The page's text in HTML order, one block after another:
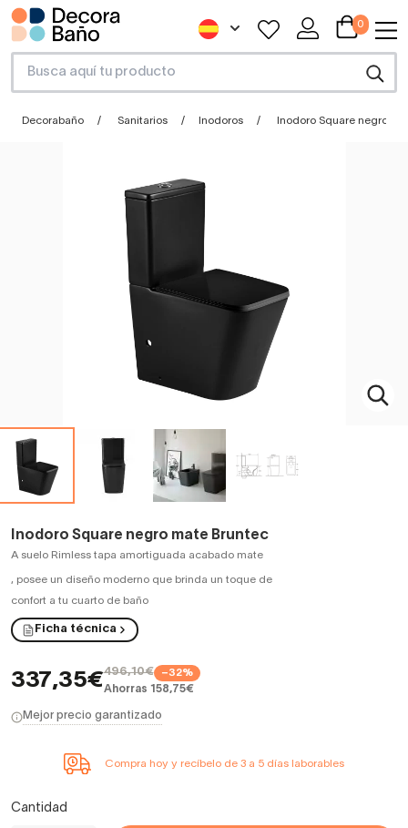
0
Decorabaño Sanitarios Inodoros Inodoro Square negro
Inodoro Square negro mate Bruntec
A suelo Rimless tapa amortiguada acabado mate
, posee un diseño moderno que brinda un toque de
confort a tu cuarto de baño
Ficha técnica
337,35€496,10€ −32%
Ahorras 158,75€
Mejor precio garantizado
Compra hoy y recíbelo de 3 a 5 días laborables
Cantidad